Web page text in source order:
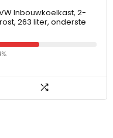
Inbouwkoelkast, 2-
263 liter, onderste